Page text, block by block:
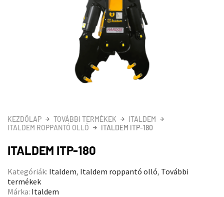
KEZDŐLAP TOVÁBBI TERMÉKEK
ITALDEM
ITALDEM ROPPANTÓ OLLÓ
ITALDEM ITP-180
ITALDEM ITP-180
Kategóriák: Italdem, Italdem roppantó olló, További
termékek
Márka: Italdem